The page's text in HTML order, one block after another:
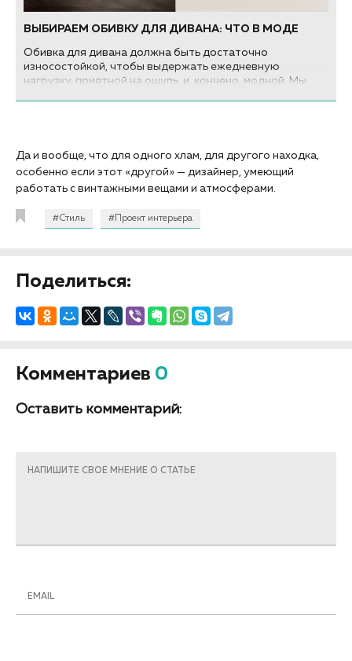
ВЫБИРАЕМ ОБИВКУ ДЛЯ ДИВАНА: ЧТО В МОДЕ
Обивка для дивана должна быть достаточно
износостойкой, чтобы выдержать ежедневную
нагрузку, приятной на ощупь, и, кончено, модной. Мы
Да и вообще, что для одного хлам, для другого находка,
особенно если этот «другой» — дизайнер, умеющий
работать с винтажными вещами и атмосферами.
#Стиль #Проект интерьера
Поделиться:
Комментариев 0
Оставить комментарий:
НАПИШИТЕ СВОЕ МНЕНИЕ О СТАТЬЕ
EMAIL